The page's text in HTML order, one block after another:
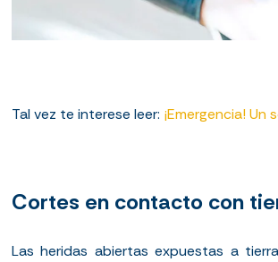
Tal vez te interese leer: ¡Emergencia!
Cortes en contacto con
Las heridas abiertas expuestas a